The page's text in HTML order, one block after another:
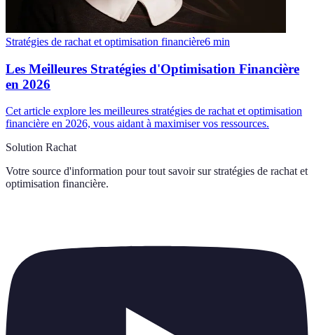
Stratégies de rachat et optimisation financière6 min
Les Meilleures Stratégies d'Optimisation Financière
en 2026
Cet article explore les meilleures stratégies de rachat et optimisation
financière en 2026, vous aidant à maximiser vos ressources.
Solution Rachat
Votre source d'information pour tout savoir sur stratégies de rachat et
optimisation financière.